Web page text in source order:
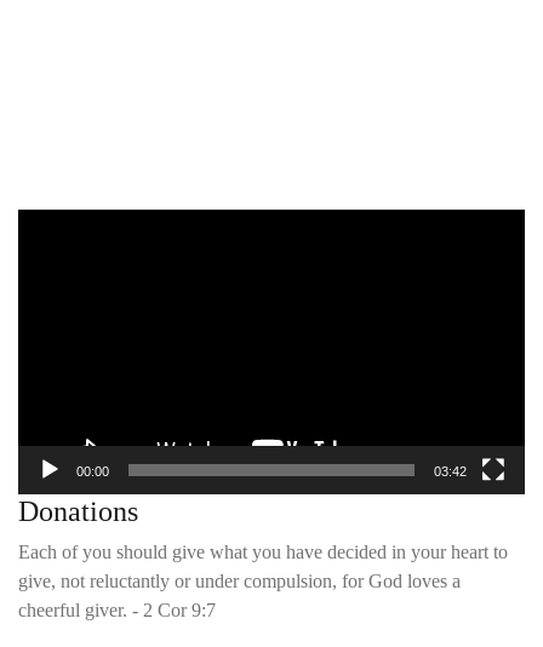
00:00 03:42
Donations
Each of you should give what you have decided in your heart to
give, not reluctantly or under compulsion, for God loves a
cheerful giver. - 2 Cor 9:7